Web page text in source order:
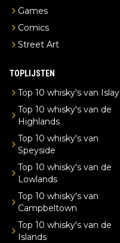
Games
Comics
Street Art
TOPLIJSTEN
Top 10 whisky's van Islay
Top 10 whisky's van de
Highlands
Top 10 whisky's van
Speyside
Top 10 whisky's van de
Lowlands
Top 10 whisky's van
Campbeltown
Top 10 whisky's van de
Islands